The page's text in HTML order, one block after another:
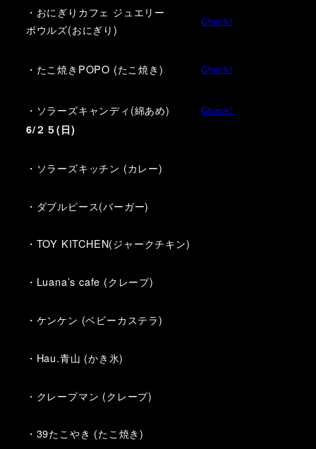
・おにぎりカフェ ジュエリー
ボウルズ(おにぎり)
Check!
・たこ焼きPOPO (たこ焼き) Check!
・ソラーズキャンディ(綿あめ) Check!
6/２５(日)
・ソラーズキッチン (カレー)
・ダブルピース(バーガー)
・TOY KITCHEN(ジャークチキン)
・Luana’s cafe (クレープ)
・ケンケン (ベビーカステラ)
・Hau.青山 (かき氷)
・クレープマン (クレープ)
・39たこやき (たこ焼き)